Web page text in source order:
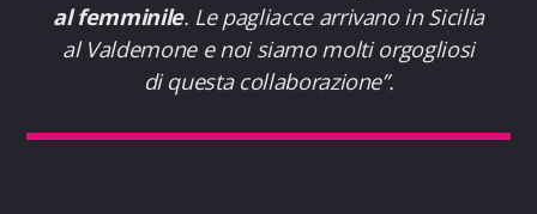
al femminile. Le pagliacce arrivano in Sicilia
al Valdemone e noi siamo molti orgogliosi
di questa collaborazione”.